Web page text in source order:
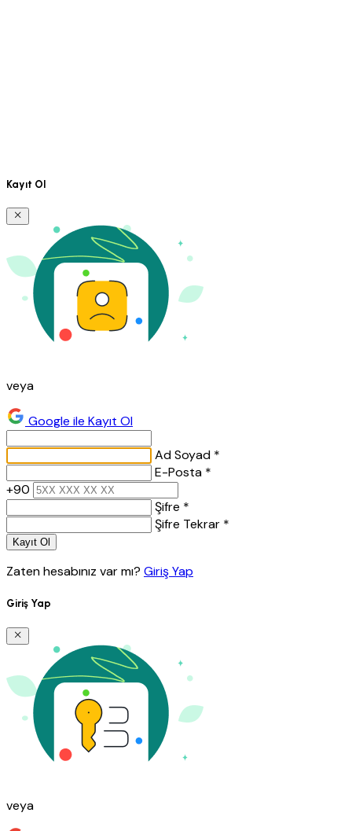
Kayıt Ol
veya
Google ile Kayıt Ol
Ad Soyad *
E-Posta *
+90
Şifre *
Şifre Tekrar *
Kayıt Ol
Zaten hesabınız var mı? Giriş Yap
Giriş Yap
veya